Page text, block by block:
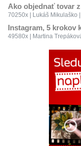
Ako objednať tovar
70250x | Lukáš Mikulaško
Instagram, 5 krokov
49580x | Martina